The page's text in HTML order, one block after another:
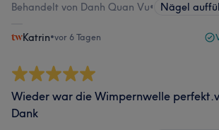
Behandelt von Danh Quan Vu• Nägel
Katrin•vor 6 Tagen
Wieder war die Wimpernwelle
Dank